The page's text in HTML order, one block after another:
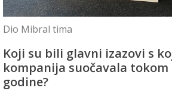
Dio Mibral tima
Koji su bili glavni izazovi s
kompanija suočavala
godine?